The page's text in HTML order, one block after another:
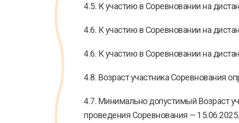
4.5. К участию в Соревновании на
4.6. К участию в Соревновании на
4.6. К участию в Соревновании на
4.8. Возраст участника Соревнования
4.7. Минимально допустимый Возраст
проведения Соревнования — 15.06.2025.